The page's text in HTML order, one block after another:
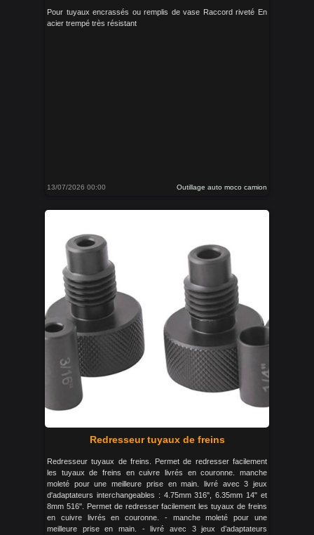
Pour tuyaux encrassés ou remplis de vase Raccord riveté En
acier trempé très résistant
13/07/2026 00:00 Outillage auto moco camion
Redresseur tuyaux de freins
Redresseur tuyaux de freins. Permet de redresser facilement
les tuyaux de freins en cuivre livrés en couronne. manche
moleté pour une meilleure prise en main. livré avec 3 jeux
d'adaptateurs interchangeables : 4.75mm 316", 6.35mm 14" et
8mm 516". Permet de redresser facilement les tuyaux de freins
en cuivre livrés en couronne. - manche moleté pour une
meilleure prise en main. - livré avec 3 jeux d’adaptateurs